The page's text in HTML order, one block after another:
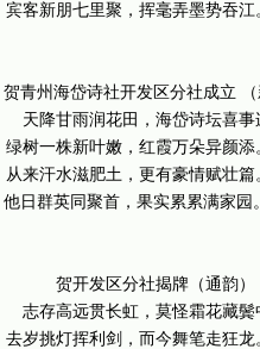
宾客新朋七里聚，挥毫弄墨势吞江
贺青州海岱诗社开发区分社成立
天降甘雨润花田，海岱诗坛喜事
绿树一株新叶嫩，红霞万朵异颜添
从来汗水滋肥土，更有豪情赋壮篇
他日群英同聚首，果实累累满家园
贺开发区分社揭牌（通韵）
志存高远贯长虹，莫怪霜花藏鬓
去岁挑灯挥利剑，而今舞笔走狂龙